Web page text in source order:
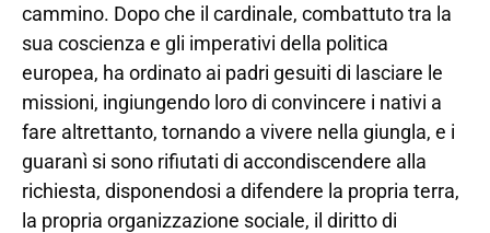
cammino. Dopo che il cardinale, combattuto tra la
sua coscienza e gli imperativi della politica
europea, ha ordinato ai padri gesuiti di lasciare le
missioni, ingiungendo loro di convincere i nativi a
fare altrettanto, tornando a vivere nella giungla, e i
guaranì si sono rifiutati di accondiscendere alla
richiesta, disponendosi a difendere la propria terra,
la propria organizzazione sociale, il diritto di